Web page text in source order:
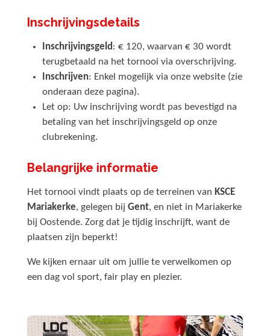
Inschrijvingsdetails
Inschrijvingsgeld: € 120, waarvan € 30 wordt
terugbetaald na het tornooi via overschrijving.
Inschrijven: Enkel mogelijk via onze website (zie
onderaan deze pagina).
Let op: Uw inschrijving wordt pas bevestigd na
betaling van het inschrijvingsgeld op onze
clubrekening.
Belangrijke informatie
Het tornooi vindt plaats op de terreinen van KSCE
Mariakerke, gelegen bij Gent, en niet in Mariakerke
bij Oostende. Zorg dat je tijdig inschrijft, want de
plaatsen zijn beperkt!
We kijken ernaar uit om jullie te verwelkomen op
een dag vol sport, fair play en plezier.